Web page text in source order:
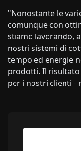
"Nonostante le
comunque con
stiamo lavorando,
nostri sistemi di
tempo ed energie
prodotti. Il risultato
per i nostri clienti -